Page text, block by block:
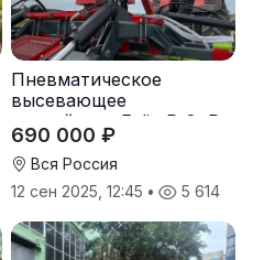
Пневматическое
высевающее
устройство Folio R-8, R-
12
690 000 ₽
Вся Россия
12 сен 2025, 12:45 • 5 614